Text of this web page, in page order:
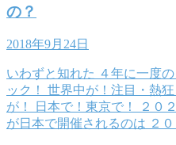
の？
2018年9月24日
いわずと知れた ４年に一度
ック！ 世界中が！注目・熱
が！ 日本で！東京で！ ２０
が日本で開催されるのは ２